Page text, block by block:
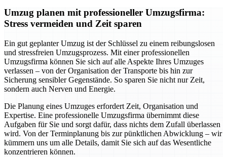
Umzug planen mit professioneller Umzugsfirma:
Stress vermeiden und Zeit sparen
Ein gut geplanter Umzug ist der Schlüssel zu einem reibungslosen
und stressfreien Umzugsprozess. Mit einer professionellen
Umzugsfirma können Sie sich auf alle Aspekte Ihres Umzuges
verlassen – von der Organisation der Transporte bis hin zur
Sicherung sensibler Gegenstände. So sparen Sie nicht nur Zeit,
sondern auch Nerven und Energie.
Die Planung eines Umzuges erfordert Zeit, Organisation und
Expertise. Eine professionelle Umzugsfirma übernimmt diese
Aufgaben für Sie und sorgt dafür, dass nichts dem Zufall überlassen
wird. Von der Terminplanung bis zur pünktlichen Abwicklung – wir
kümmern uns um alle Details, damit Sie sich auf das Wesentliche
konzentrieren können.